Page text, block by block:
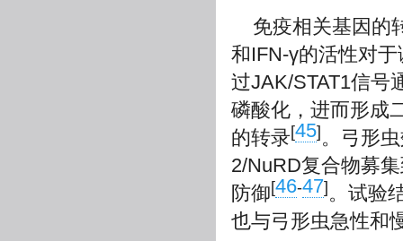
免疫相关基因的
和IFN-γ的活性对
过JAK/STAT1信号
磷酸化，进而形成
的转录[45]。弓形
2/NuRD复合物募
防御[46-47]。试验
也与弓形虫急性和